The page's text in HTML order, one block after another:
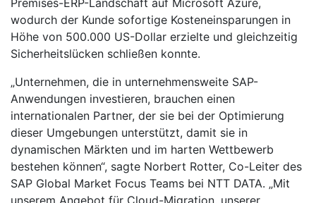
wodurch der Kunde sofortige Kosteneinsparungen in
Höhe von 500.000 US-Dollar erzielte und gleichzeitig
Sicherheitslücken schließen konnte.
„Unternehmen, die in unternehmensweite SAP-
Anwendungen investieren, brauchen einen
internationalen Partner, der sie bei der Optimierung
dieser Umgebungen unterstützt, damit sie in
dynamischen Märkten und im harten Wettbewerb
bestehen können“, sagte Norbert Rotter, Co-Leiter des
SAP Global Market Focus Teams bei NTT DATA. „Mit
unserem Angebot für Cloud-Migration, unserer